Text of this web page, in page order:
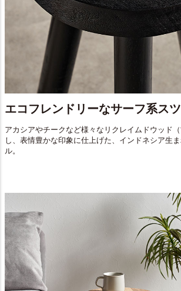
エコフレンドリーなサーフ系ス
アカシアやチークなど様々なリクレイムドウッド
し、表情豊かな印象に仕上げた、インドネシア生
ル。